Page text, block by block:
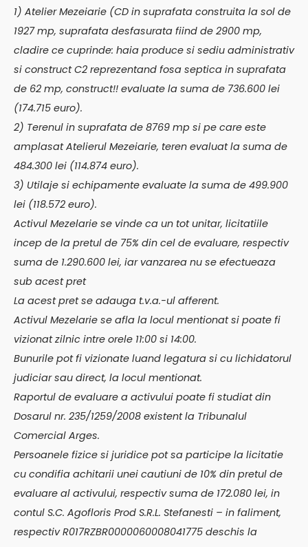
1) Atelier Mezeiarie (CD in suprafata construita la sol de
1927 mp, suprafata desfasurata fiind de 2900 mp,
cladire ce cuprinde: haia produce si sediu administrativ
si construct C2 reprezentand fosa septica in suprafata
de 62 mp, construct!! evaluate la suma de 736.600 lei
(174.715 euro).
2) Terenul in suprafata de 8769 mp si pe care este
amplasat Atelierul Mezeiarie, teren evaluat la suma de
484.300 lei (114.874 euro).
3) Utilaje si echipamente evaluate la suma de 499.900
lei (118.572 euro).
Activul Mezelarie se vinde ca un tot unitar, licitatiile
incep de la pretul de 75% din cel de evaluare, respectiv
suma de 1.290.600 lei, iar vanzarea nu se efectueaza
sub acest pret
La acest pret se adauga t.v.a.-ul afferent.
Activul Mezelarie se afla la locul mentionat si poate fi
vizionat zilnic intre orele 11:00 si 14:00.
Bunurile pot fi vizionate luand legatura si cu lichidatorul
judiciar sau direct, la locul mentionat.
Raportul de evaluare a activului poate fi studiat din
Dosarul nr. 235/1259/2008 existent la Tribunalul
Comercial Arges.
Persoanele fizice si juridice pot sa participe la licitatie
cu condifia achitarii unei cautiuni de 10% din pretul de
evaluare al activului, respectiv suma de 172.080 lei, in
contul S.C. Agofloris Prod S.R.L. Stefanesti – in faliment,
respectiv R017RZBR0000060008041775 deschis la